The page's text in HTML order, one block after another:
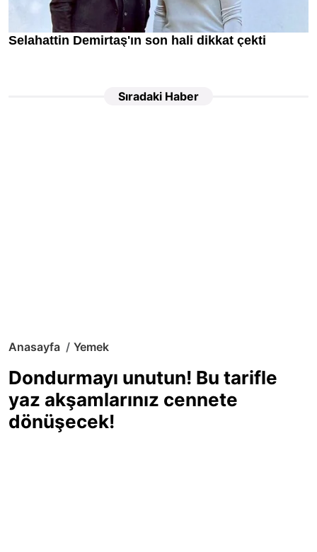
Sıradaki Haber
Anasayfa Yemek
Dondurmayı unutun! Bu tarifle
yaz akşamlarınız cennete
dönüşecek!